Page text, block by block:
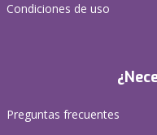
Condiciones de uso
Preguntas frecuentes